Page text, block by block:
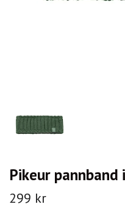
Pikeur pannband
299 kr